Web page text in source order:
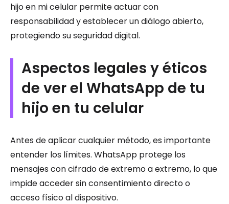
hijo en mi celular permite actuar con
responsabilidad y establecer un diálogo abierto,
protegiendo su seguridad digital.
Aspectos legales y éticos
de ver el WhatsApp de tu
hijo en tu celular
Antes de aplicar cualquier método, es importante
entender los límites. WhatsApp protege los
mensajes con cifrado de extremo a extremo, lo que
impide acceder sin consentimiento directo o
acceso físico al dispositivo.